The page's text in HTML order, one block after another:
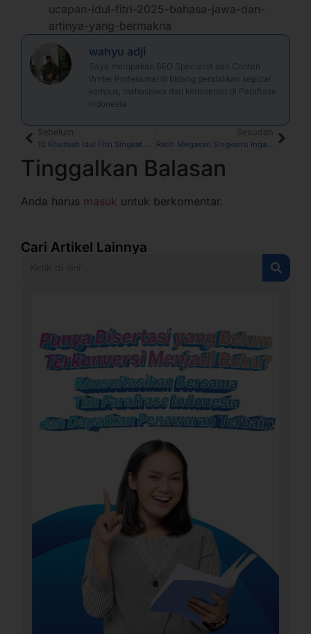
ucapan-idul-fitri-2025-bahasa-jawa-dan-
artinya-yang-bermakna
wahyu adji
Saya merupakan SEO Specialist dan Conten
Writer Profesional di bidang pendidikan seputar
kampus, mahasiswa dan kedosenan di Parafrase
Indonesia
Sebelum
10 Khutbah Idul Fitri Singkat Padat dan Mengharukan 2026
Sesudah
Ratih Megasari Singkarru Ingatkan Kampus Tetap Jadi “Dapur Ilmiah”, Bukan Mesin Keuntungan
Tinggalkan Balasan
Anda harus masuk untuk berkomentar.
Cari Artikel Lainnya